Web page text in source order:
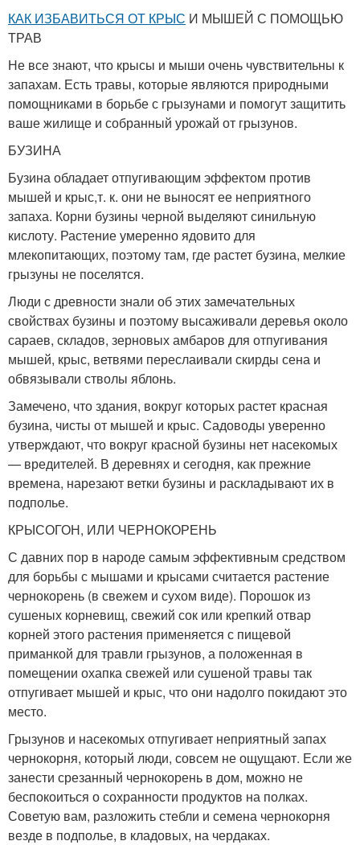
КАК ИЗБАВИТЬСЯ ОТ КРЫС И МЫШЕЙ С ПОМОЩЬЮ
ТРАВ
Не все знают, что крысы и мыши очень чувствительны к
запахам. Есть травы, которые являются природными
помощниками в борьбе с грызунами и помогут защитить
ваше жилище и собранный урожай от грызунов.
БУЗИНА
Бузина обладает отпугивающим эффектом против
мышей и крыс,т. к. они не выносят ее неприятного
запаха. Корни бузины черной выделяют синильную
кислоту. Растение умеренно ядовито для
млекопитающих, поэтому там, где растет бузина, мелкие
грызуны не поселятся.
Люди с древности знали об этих замечательных
свойствах бузины и поэтому высаживали деревья около
сараев, складов, зерновых амбаров для отпугивания
мышей, крыс, ветвями переслаивали скирды сена и
обвязывали стволы яблонь.
Замечено, что здания, вокруг которых растет красная
бузина, чисты от мышей и крыс. Садоводы уверенно
утверждают, что вокруг красной бузины нет насекомых
— вредителей. В деревнях и сегодня, как прежние
времена, нарезают ветки бузины и раскладывают их в
подполье.
КРЫСОГОН, ИЛИ ЧЕРНОКОРЕНЬ
С давних пор в народе самым эффективным средством
для борьбы с мышами и крысами считается растение
чернокорень (в свежем и сухом виде). Порошок из
сушеных корневищ, свежий сок или крепкий отвар
корней этого растения применяется с пищевой
приманкой для травли грызунов, а положенная в
помещении охапка свежей или сушеной травы так
отпугивает мышей и крыс, что они надолго покидают это
место.
Грызунов и насекомых отпугивает неприятный запах
чернокорня, который люди, совсем не ощущают. Если же
занести срезанный чернокорень в дом, можно не
беспокоиться о сохранности продуктов на полках.
Советую вам, разложить стебли и семена чернокорня
везде в подполье, в кладовых, на чердаках.